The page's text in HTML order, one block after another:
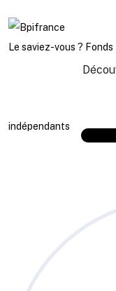
Le saviez-vous ?
indépendants